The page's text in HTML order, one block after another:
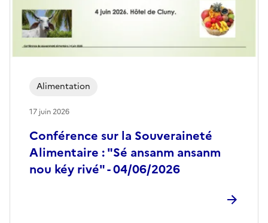
Conférence sur la Souveraineté
Alimentaire : "Sé ansanm ansanm
nou kéy rivé" - 04/06/2026
Alimentation
17 juin 2026